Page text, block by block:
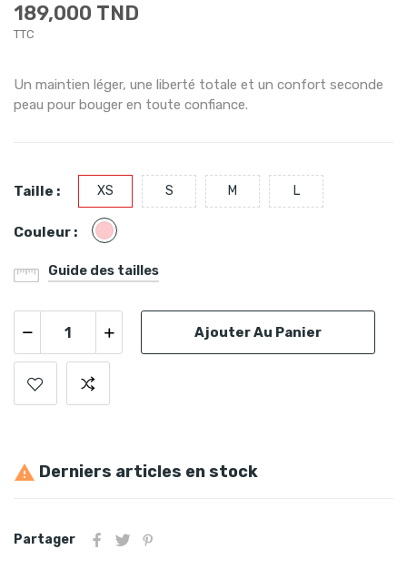
189,000 TND
TTC
Un maintien léger, une liberté totale et un confort seconde
peau pour bouger en toute confiance.
Taille : XS S M L
Couleur : Rose
Guide des tailles
Ajouter Au Panier
 Derniers articles en stock
Partager